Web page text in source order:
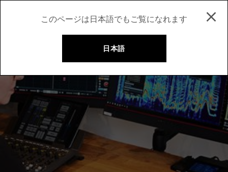
このページは日本語でもご覧になれます
日本語